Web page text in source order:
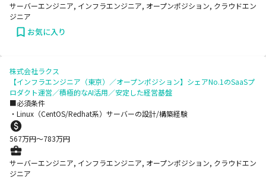
サーバーエンジニア, インフラエンジニア, オープンポジション, クラウドエン
ジニア
お気に入り
株式会社ラクス
【インフラエンジニア（東京）／オープンポジション】シェアNo.1のSaaSプ
ロダクト運営／積極的なAI活用／安定した経営基盤
■必須条件
・Linux（CentOS/Redhat系）サーバーの設計/構築経験
567万円〜783万円
サーバーエンジニア, インフラエンジニア, オープンポジション, クラウドエン
ジニア